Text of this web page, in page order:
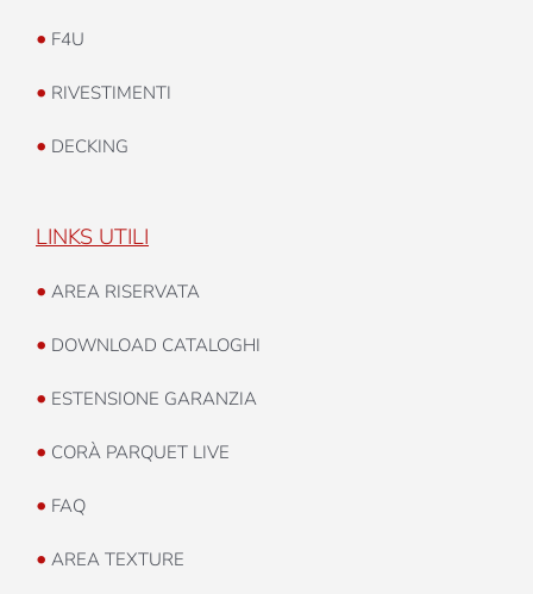
• F4U
• RIVESTIMENTI
• DECKING
LINKS UTILI
• AREA RISERVATA
• DOWNLOAD CATALOGHI
• ESTENSIONE GARANZIA
• CORÀ PARQUET LIVE
• FAQ
• AREA TEXTURE